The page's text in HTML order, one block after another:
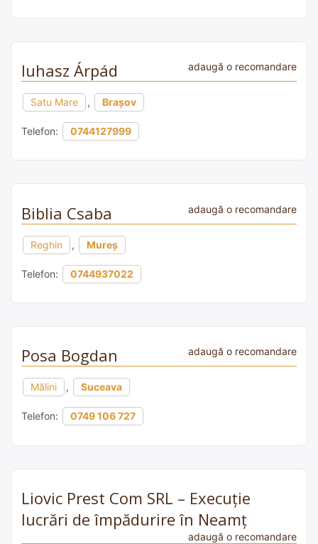
Iuhasz Árpád adaugă o recomandare
Satu Mare , Brașov
Telefon: 0744127999
Biblia Csaba adaugă o recomandare
Reghin , Mureș
Telefon: 0744937022
Posa Bogdan adaugă o recomandare
Mălini , Suceava
Telefon: 0749 106 727
Liovic Prest Com SRL – Execuție
lucrări de împădurire în Neamț
adaugă o recomandare